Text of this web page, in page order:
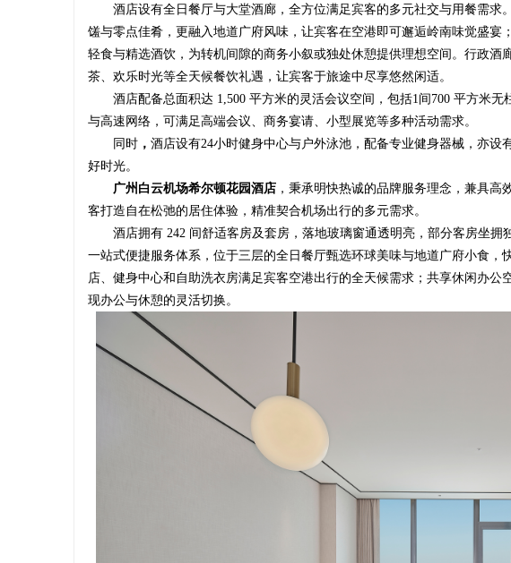
酒店设有全日餐厅与大堂酒廊，全方位满足宾客的多元社交与用餐需求。
馐与零点佳肴，更融入地道广府风味，让宾客在空港即可邂逅岭南味觉盛宴；
轻食与精选酒饮，为转机间隙的商务小叙或独处休憩提供理想空间。行政
茶、欢乐时光等全天候餐饮礼遇，让宾客于旅途中尽享悠然闲适。
酒店配备总面积达 1,500 平方米的灵活会议空间，包括1间700 平方米
与高速网络，可满足高端会议、商务宴请、小型展览等多种活动需求。
同时 ， 酒店设有24小时健身中心与户外泳池，配备专业健身器械，亦
好时光。
广州白云机场希尔顿花园酒店 ，秉承明快热诚的品牌服务理念，兼具
客打造自在松弛的居住体验，精准契合机场出行的多元需求。
酒店拥有 242 间舒适客房及套房，落地玻璃窗通透明亮，部分客房坐
一站式便捷服务体系，位于三层的全日餐厅甄选环球美味与地道广府小食，
店、健身中心和自助洗衣房满足宾客空港出行的全天候需求；共享休闲办
现办公与休憩的灵活切换。